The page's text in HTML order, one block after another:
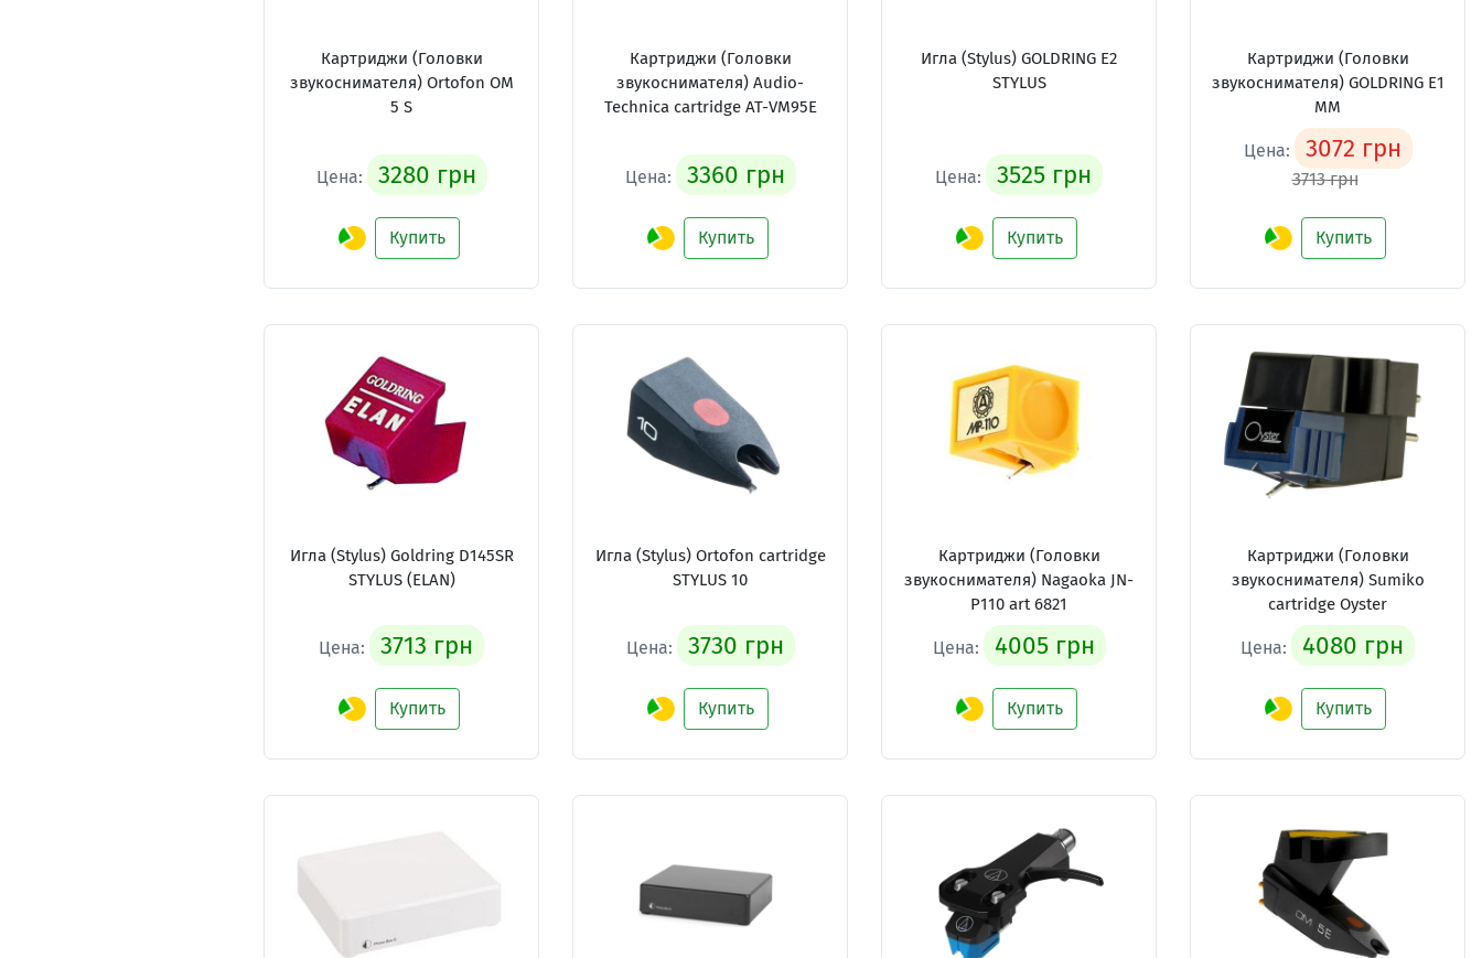
Картриджи (Головки
звукоснимателя) Ortofon OM
5 S
Цена: 3280 грн
Купить
Картриджи (Головки
звукоснимателя) Audio-
Technica cartridge AT-VM95E
Цена: 3360 грн
Купить
Игла (Stylus) GOLDRING E2
STYLUS
Цена: 3525 грн
Купить
Картриджи (Головки
звукоснимателя) GOLDRING E1
MM
Цена: 3072 грн
3713 грн
Купить
Игла (Stylus) Goldring D145SR
STYLUS (ELAN)
Цена: 3713 грн
Купить
Игла (Stylus) Ortofon cartridge
STYLUS 10
Цена: 3730 грн
Купить
Картриджи (Головки
звукоснимателя) Nagaoka JN-
P110 art 6821
Цена: 4005 грн
Купить
Картриджи (Головки
звукоснимателя) Sumiko
cartridge Oyster
Цена: 4080 грн
Купить